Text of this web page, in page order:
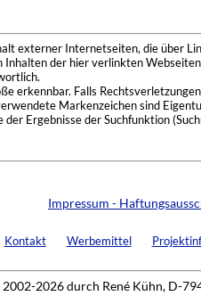
externer Internetseiten, die über
der hier verlinkten
erkennbar. Falls
Markenzeichen sind
Ergebnisse der Suchfunktion
Impressum -
Kontakt Werbemittel
2026 durch René Kühn, D-